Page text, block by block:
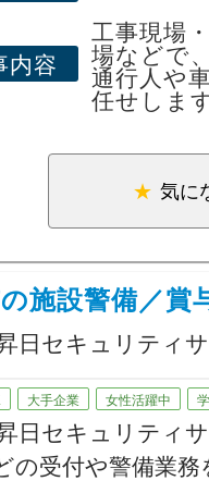
役に立つ仕事がし
いをお持ちの方
軽にご応募くだ
内容
工事現場
場などで、
通行人や
任せしま
具体的に
・車両の
かせない
▼未経験
最初は3
ート。
ったこと
一人で任
ての方も
気に
施設警備／賞
日セキュリティ
大手企業 女性活躍中
日セキュリティ
の受付や警備業務